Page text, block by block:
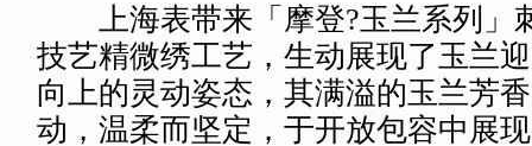
上海表带来「摩登?玉兰系列」
技艺精微绣工艺，生动展现了玉兰
向上的灵动姿态，其满溢的玉兰芳
动，温柔而坚定，于开放包容中展